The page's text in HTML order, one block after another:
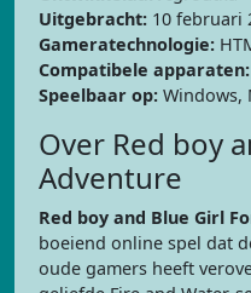
Uitgebracht: 10 februari
Gameratechnologie:
Compatibele apparaten:
Speelbaar op: Windows,
Over Red boy
Adventure
Red boy and Blue Girl
boeiend online spel dat
oude gamers heeft